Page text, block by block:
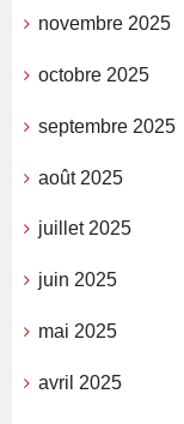
novembre 2025
octobre 2025
septembre 2025
août 2025
juillet 2025
juin 2025
mai 2025
avril 2025